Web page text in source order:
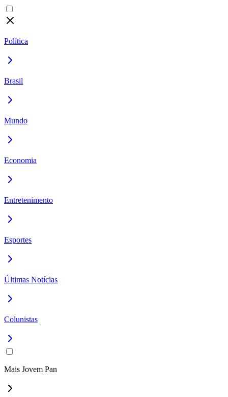
Política
Brasil
Mundo
Economia
Entretenimento
Esportes
Últimas Notícias
Colunistas
Mais Jovem Pan